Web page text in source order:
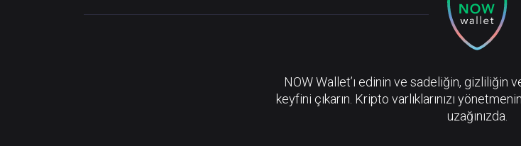
NOW Wallet’ı edinin ve sadeliğin, gizliliğin
keyfini çıkarın. Kripto varlıklarınızı
uzağınızda.